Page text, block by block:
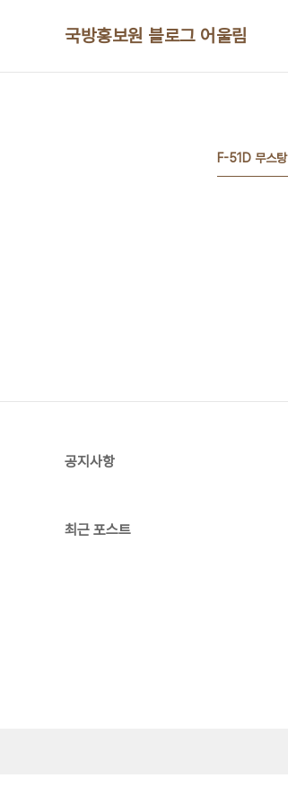
국방홍보원 블로그 어울림
F-51D 무스탕
공지사항
최근 포스트